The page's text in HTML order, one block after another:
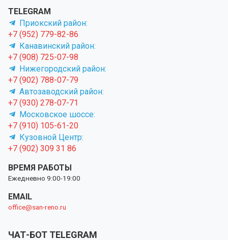
TELEGRAM
Приокский район:
+7 (952) 779-82-86
Канавинский район:
+7 (908) 725-07-98
Нижегородский район:
+7 (902) 788-07-79
Автозаводский район:
+7 (930) 278-07-71
Московское шоссе:
+7 (910) 105-61-20
Кузовной Центр:
+7 (902) 309 31 86
ВРЕМЯ РАБОТЫ
Ежедневно 9:00-19:00
EMAIL
office@san-reno.ru
ЧАТ-БОТ TELEGRAM